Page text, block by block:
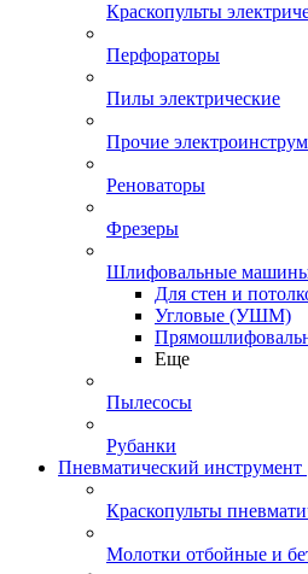
Краскопульты
Перфораторы
Пилы электрические
Прочие
Реноваторы
Фрезеры
Шлифовальные
Для стен и
Угловые (УШМ)
Еще
Пылесосы
Рубанки
Пневматический инструмент
Краскопульты
Молотки отбойные и